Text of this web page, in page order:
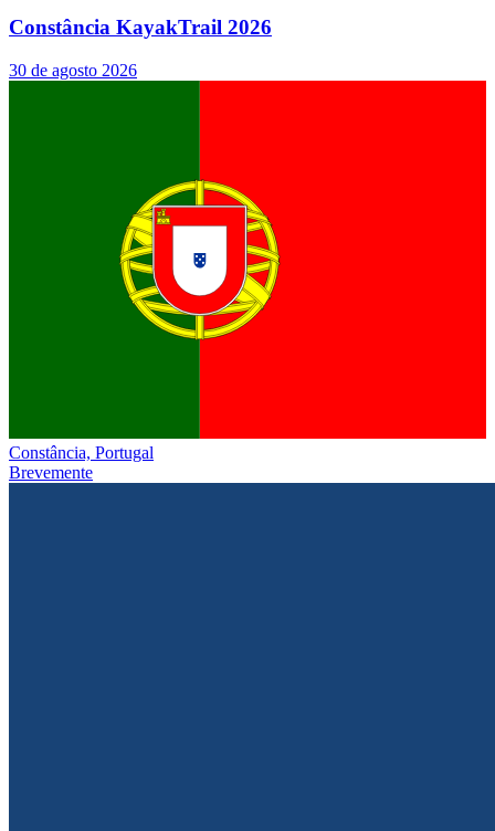
Constância KayakTrail 2026
30 de agosto 2026
Constância, Portugal
Brevemente